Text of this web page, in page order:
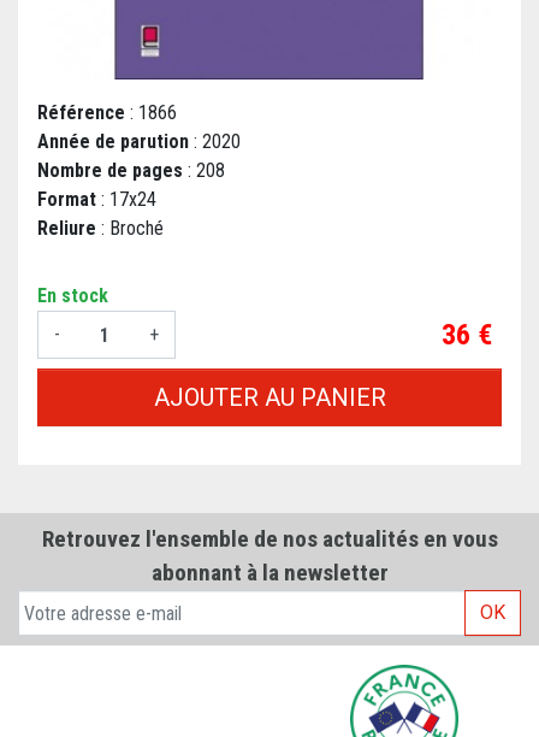
Référence : 1866
Année de parution : 2020
Nombre de pages : 208
Format : 17x24
Reliure : Broché
En stock
-
+ Prix
36 €
AJOUTER AU PANIER
Retrouvez l'ensemble de nos actualités en vous
abonnant à la newsletter
OK